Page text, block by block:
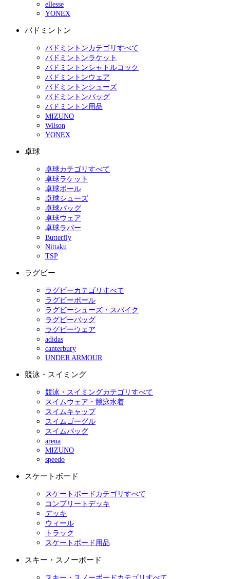
ellesse
YONEX
バドミントン
バドミントンカテゴリすべて
バドミントンラケット
バドミントンシャトルコック
バドミントンウェア
バドミントンシューズ
バドミントンバッグ
バドミントン用品
MIZUNO
Wilson
YONEX
卓球
卓球カテゴリすべて
卓球ラケット
卓球ボール
卓球シューズ
卓球バッグ
卓球ウェア
卓球ラバー
Butterfly
Nittaku
TSP
ラグビー
ラグビーカテゴリすべて
ラグビーボール
ラグビーシューズ・スパイク
ラグビーバッグ
ラグビーウェア
adidas
canterbury
UNDER ARMOUR
競泳・スイミング
競泳・スイミングカテゴリすべて
スイムウェア・競泳水着
スイムキャップ
スイムゴーグル
スイムバッグ
arena
MIZUNO
speedo
スケートボード
スケートボードカテゴリすべて
コンプリートデッキ
デッキ
ウィール
トラック
スケートボード用品
スキー・スノーボード